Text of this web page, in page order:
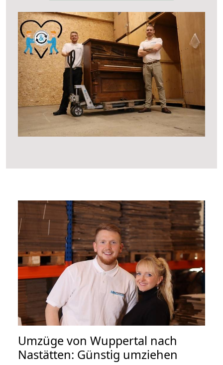
Umzüge von Wuppertal nach
Nastätten: Günstig umziehen